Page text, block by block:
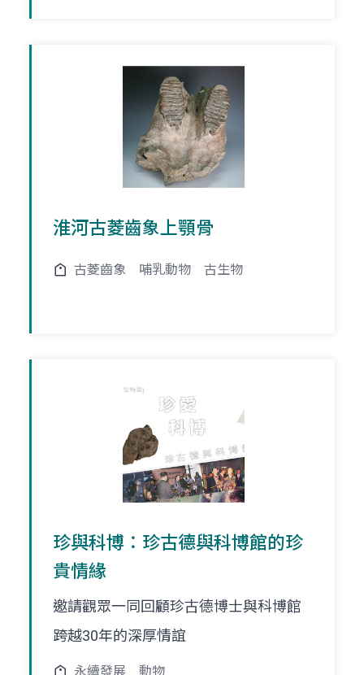
淮河古菱齒象上顎骨
古菱齒象 哺乳動物 古生物
珍與科博：珍古德與科博館的珍
貴情緣
邀請觀眾一同回顧珍古德博士與科博館
跨越30年的深厚情誼
永續發展 動物